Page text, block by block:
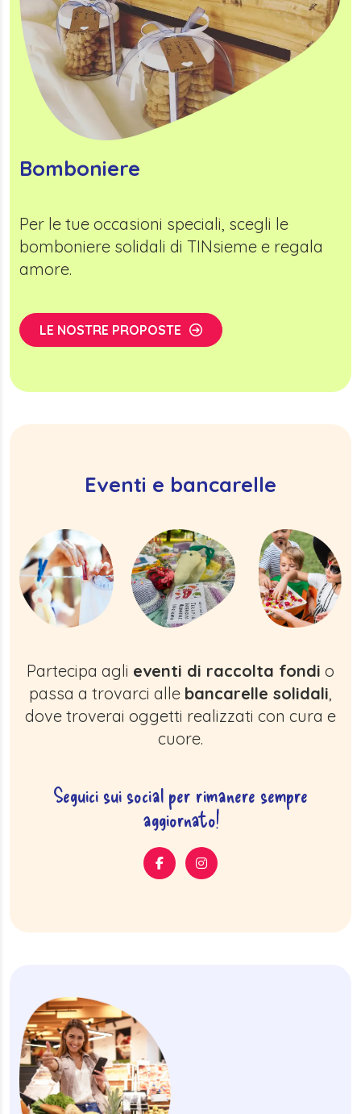
Bomboniere
Per le tue occasioni speciali, scegli le
bomboniere solidali di TINsieme e regala
amore.
LE NOSTRE PROPOSTE
Eventi e bancarelle
Partecipa agli eventi di raccolta fondi o
passa a trovarci alle bancarelle solidali
dove troverai oggetti realizzati con cura e
cuore.
Seguici sui social per rimanere sempre
aggiornato!